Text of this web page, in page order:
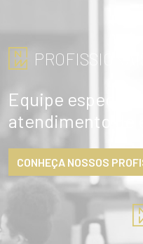
PROFISSIONAIS
Equipe
atendimento de
CONHEÇA NOSSOS